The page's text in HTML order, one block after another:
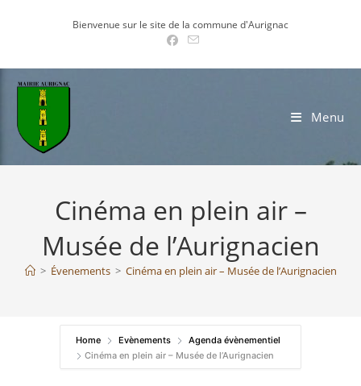
Bienvenue sur le site de la commune d'Aurignac
Menu
Cinéma en plein air –
Musée de l’Aurignacien
> Évenements > Cinéma en plein air – Musée de l’Aurignacien
Home Evènements
Agenda évènementiel
Cinéma en plein air – Musée de l’Aurignacien